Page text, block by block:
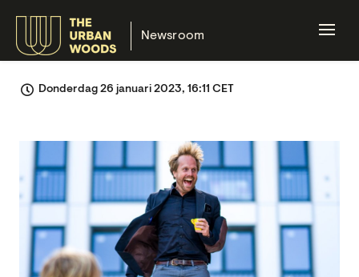
Newsroom
Donderdag 26 januari 2023, 16:11 CET